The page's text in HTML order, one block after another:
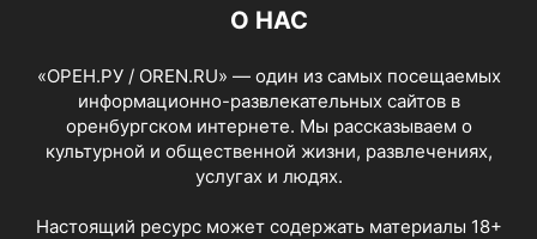
О НАС
«ОРЕН.РУ / OREN.RU» — один из самых посещаемых
информационно-развлекательных сайтов в
оренбургском интернете. Мы рассказываем о
культурной и общественной жизни, развлечениях,
услугах и людях.
Настоящий ресурс может содержать материалы 18+